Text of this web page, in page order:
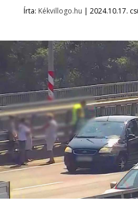
Írta: Kékvillogo.hu | 2024.10.17.